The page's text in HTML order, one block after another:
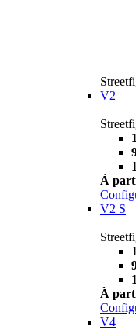
V2
À
V2 S
À
V4